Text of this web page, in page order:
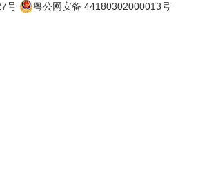
号 粤公网安备 44180302000013号